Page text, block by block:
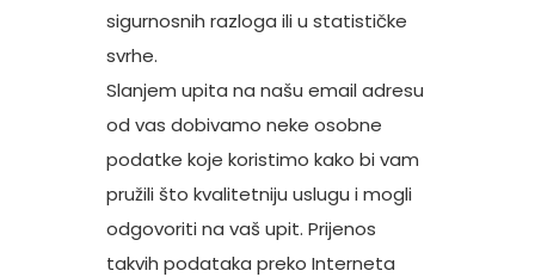
sigurnosnih razloga ili u statističke
svrhe.
Slanjem upita na našu email adresu
od vas dobivamo neke osobne
podatke koje koristimo kako bi vam
pružili što kvalitetniju uslugu i mogli
odgovoriti na vaš upit. Prijenos
takvih podataka preko Interneta